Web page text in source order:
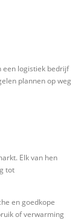
een logistiek bedrijf
plannen op weg
Elk van hen
tot
en goedkope
of verwarming